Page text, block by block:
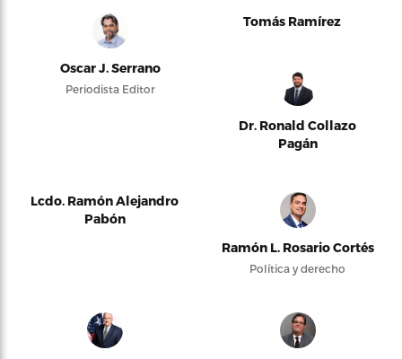
Oscar J. Serrano
Periodista Editor
Tomás Ramírez
Dr. Ronald Collazo
Pagán
Lcdo. Ramón Alejandro
Pabón
Ramón L. Rosario Cortés
Política y derecho